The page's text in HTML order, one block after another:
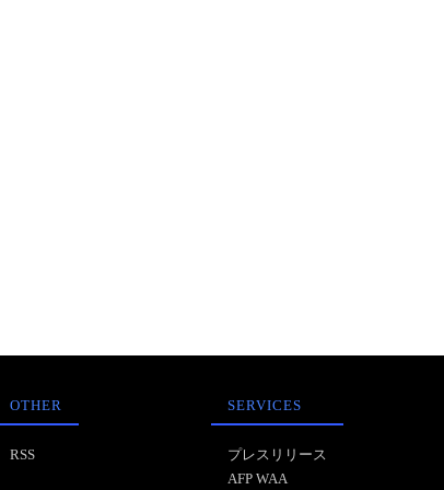
OTHER
RSS
SERVICES
プレスリリース
AFP WAA